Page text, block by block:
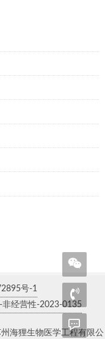
号-1
非经营性-2023-0135
海狸生物医学工程有限公